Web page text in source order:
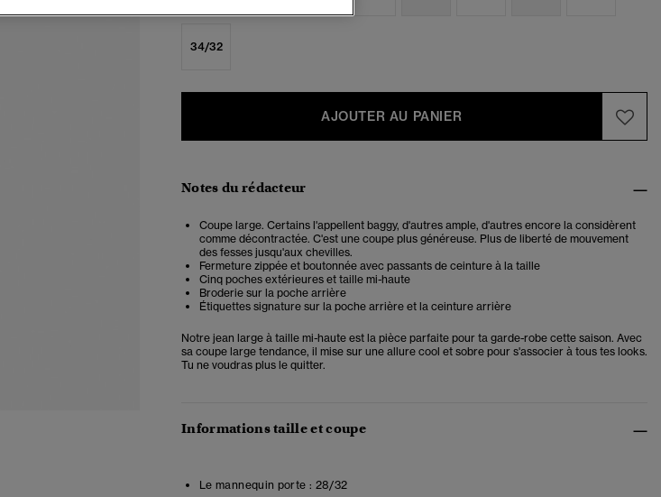
34/32
AJOUTER AU PANIER
Notes du rédacteur
Coupe large. Certains l'appellent baggy, d'autres ample, d'autres encore la considèrent
comme décontractée. C'est une coupe plus généreuse. Plus de liberté de mouvement
des fesses jusqu'aux chevilles.
Fermeture zippée et boutonnée avec passants de ceinture à la taille
Cinq poches extérieures et taille mi-haute
Broderie sur la poche arrière
Étiquettes signature sur la poche arrière et la ceinture arrière
Notre jean large à taille mi-haute est la pièce parfaite pour ta garde-robe cette saison. Avec
sa coupe large tendance, il mise sur une allure cool et sobre pour s'associer à tous tes looks.
Tu ne voudras plus le quitter.
Informations taille et coupe
Le mannequin porte : 28/32